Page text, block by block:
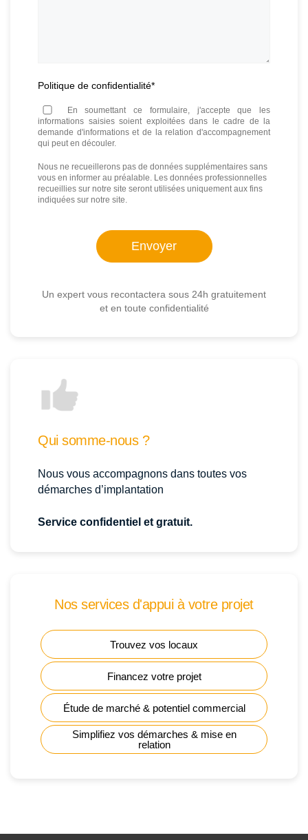
Politique de confidentialité*
En soumettant ce formulaire, j'accepte que les
informations saisies soient exploitées dans le cadre de la
demande d'informations et de la relation d'accompagnement
qui peut en découler.
Nous ne recueillerons pas de données supplémentaires sans
vous en informer au préalable. Les données professionnelles
recueillies sur notre site seront utilisées uniquement aux fins
indiquées sur notre site.
Un expert vous recontactera sous 24h gratuitement
et en toute confidentialité
Qui somme-nous ?
Nous vous accompagnons dans toutes vos
démarches d’implantation
Service confidentiel et gratuit.
Nos services d'appui à votre projet
Trouvez vos locaux
Financez votre projet
Étude de marché & potentiel commercial
Simplifiez vos démarches & mise en
relation